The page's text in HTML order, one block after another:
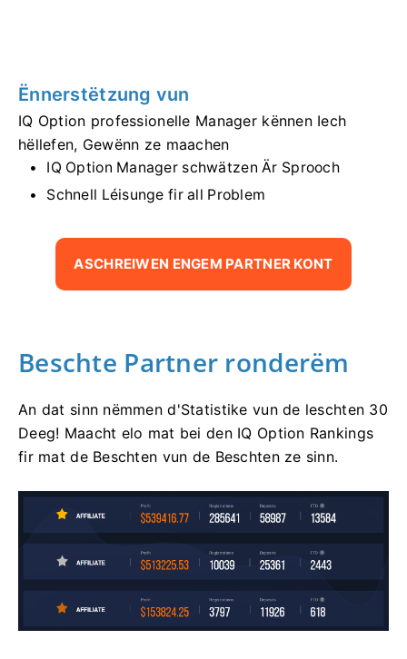
Ënnerstëtzung vun
IQ Option professionelle Manager kënnen Iech
hëllefen, Gewënn ze maachen
IQ Option Manager schwätzen Är Sprooch
Schnell Léisunge fir all Problem
ASCHREIWEN ENGEM PARTNER KONT
Beschte Partner ronderëm
An dat sinn nëmmen d'Statistike vun de leschten 30
Deeg! Maacht elo mat bei den IQ Option Rankings
fir mat de Beschten vun de Beschten ze sinn.